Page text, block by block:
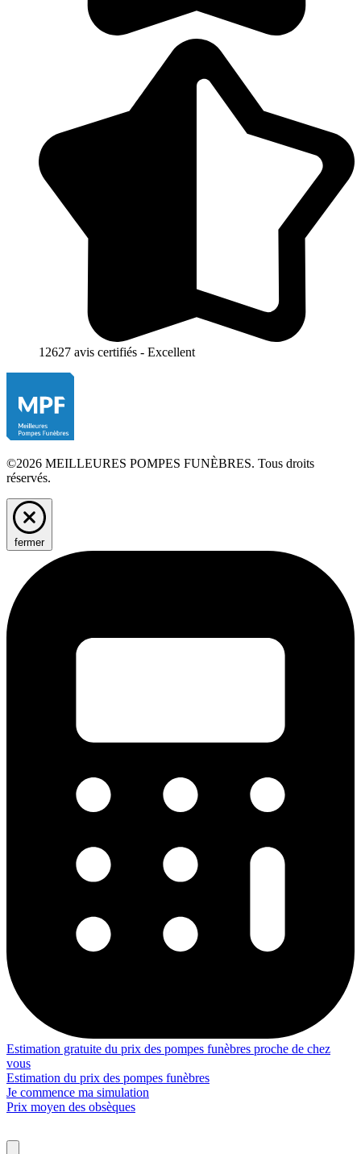
12627 avis certifiés - Excellent
©2026 MEILLEURES POMPES FUNÈBRES. Tous droits
réservés.
fermer
Estimation gratuite du prix des pompes funèbres proche de chez
vous
Estimation du prix des pompes funèbres
Je commence ma simulation
Prix moyen des obsèques